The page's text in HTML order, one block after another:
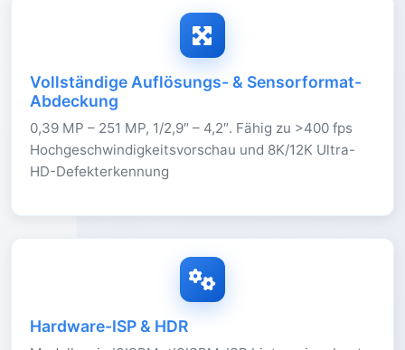
Vollständige Auflösungs- & Sensorformat-
Abdeckung
0,39 MP – 251 MP, 1/2,9″ – 4,2″. Fähig zu >400 fps
Hochgeschwindigkeitsvorschau und 8K/12K Ultra-
HD-Defekterkennung
Hardware-ISP & HDR